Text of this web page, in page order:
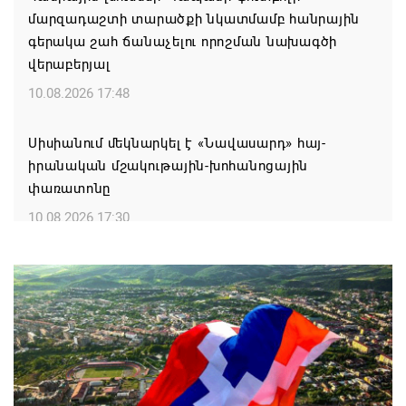
մարզադաշտի տարածքի նկատմամբ հանրային
գերակա շահ ճանաչելու որոշման նախագծի
վերաբերյալ
10.08.2026 17:48
Սիսիանում մեկնարկել է «Նավասարդ» հայ-
իրանական մշակութային-խոհանոցային
փառատոնը
10.08.2026 17:30
«Սա այն է, ինչ 12-13 տարեկան երեխան սովորում
է Ադրբեջանում»․ Տաթևիկ Հայրապետյան
10.08.2026 17:09
Պատերազմից յոթ օր առաջ էր․
ուխտագնացություն էինք կատարել Շենաթաղի